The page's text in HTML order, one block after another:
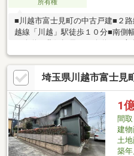
所有権
■川越市富士見町の中古戸建■２
越線「川越」駅徒歩１０分■南側
はインターロッキング■土地面積
坪）■カースペース２台分あり（
から出られます）■４LDK＋ＬＤ
■建物概要 種類：居宅 構造：
建 築年：平成１８年１１月５
２階９０．４６㎡ 合計１８３．
ォーム履歴：令和３年４月 外壁
埼玉県川越市富士見
1
間取
建
土
築年